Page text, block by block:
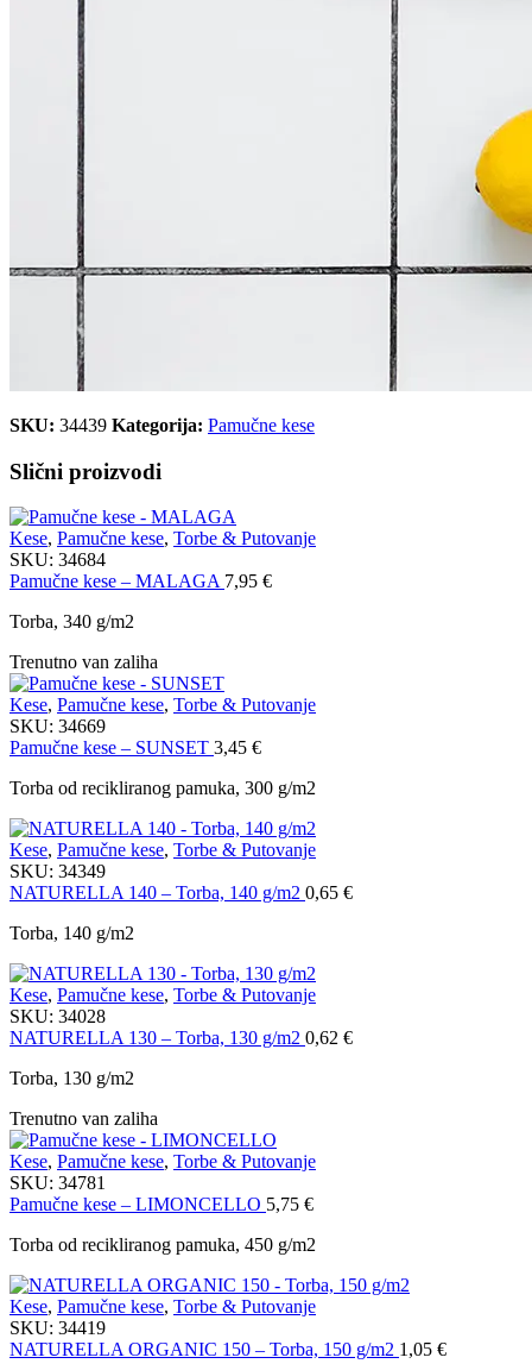
SKU: 34439 Kategorija: Pamučne kese
Slični proizvodi
Kese, Pamučne kese, Torbe & Putovanje
SKU: 34684
Pamučne kese – MALAGA 7,95 €
Torba, 340 g/m2
Trenutno van zaliha
Kese, Pamučne kese, Torbe & Putovanje
SKU: 34669
Pamučne kese – SUNSET 3,45 €
Torba od recikliranog pamuka, 300 g/m2
Kese, Pamučne kese, Torbe & Putovanje
SKU: 34349
NATURELLA 140 – Torba, 140 g/m2 0,65 €
Torba, 140 g/m2
Kese, Pamučne kese, Torbe & Putovanje
SKU: 34028
NATURELLA 130 – Torba, 130 g/m2 0,62 €
Torba, 130 g/m2
Trenutno van zaliha
Kese, Pamučne kese, Torbe & Putovanje
SKU: 34781
Pamučne kese – LIMONCELLO 5,75 €
Torba od recikliranog pamuka, 450 g/m2
Kese, Pamučne kese, Torbe & Putovanje
SKU: 34419
NATURELLA ORGANIC 150 – Torba, 150 g/m2 1,05 €